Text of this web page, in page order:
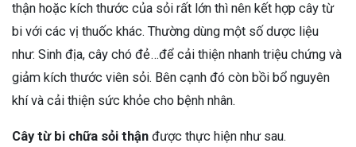
thận hoặc kích thước của sỏi rất lớn thì nên kết hợp cây từ
bi với các vị thuốc khác. Thường dùng một số dược liệu
như: Sinh địa, cây chó đẻ…để cải thiện nhanh triệu chứng và
giảm kích thước viên sỏi. Bên cạnh đó còn bồi bổ nguyên
khí và cải thiện sức khỏe cho bệnh nhân.
Cây từ bi chữa sỏi thận được thực hiện như sau.